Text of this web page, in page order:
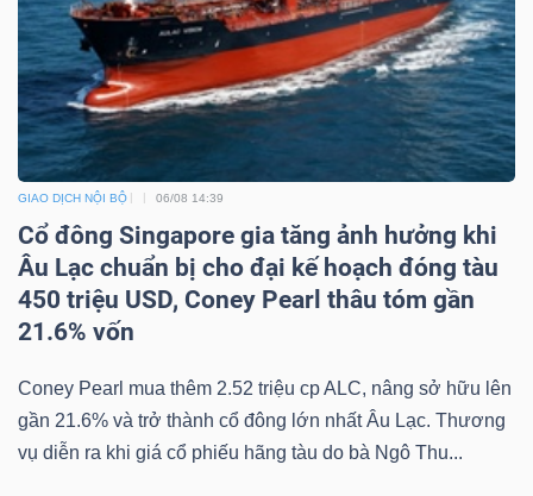
GIAO DỊCH NỘI BỘ 06/08 14:39
Cổ đông Singapore gia tăng ảnh hưởng khi
Âu Lạc chuẩn bị cho đại kế hoạch đóng tàu
450 triệu USD, Coney Pearl thâu tóm gần
21.6% vốn
Coney Pearl mua thêm 2.52 triệu cp ALC, nâng sở hữu lên
gần 21.6% và trở thành cổ đông lớn nhất Âu Lạc. Thương
vụ diễn ra khi giá cổ phiếu hãng tàu do bà Ngô Thu...
VS-
SECTOR
NĂNG
LƯỢNG
NGUYÊN
VẬT